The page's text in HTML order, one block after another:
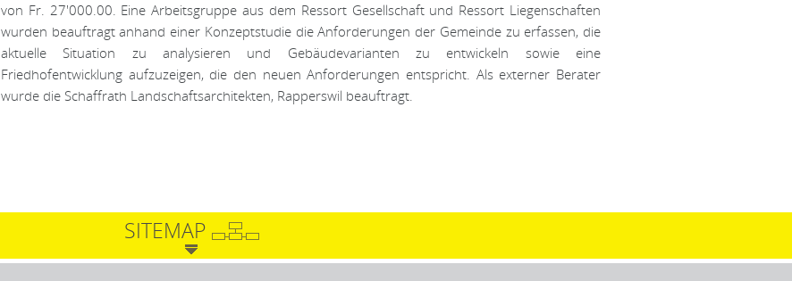
von Fr. 27'000.00. Eine Arbeitsgruppe aus dem Ressort Gesellschaft und Ressort Liegenschaften
wurden beauftragt anhand einer Konzeptstudie die Anforderungen der Gemeinde zu erfassen, die
aktuelle Situation zu analysieren und Gebäudevarianten zu entwickeln sowie eine
Friedhofentwicklung aufzuzeigen, die den neuen Anforderungen entspricht. Als externer Berater
wurde die Schaffrath Landschaftsarchitekten, Rapperswil beauftragt.
SITEMAP